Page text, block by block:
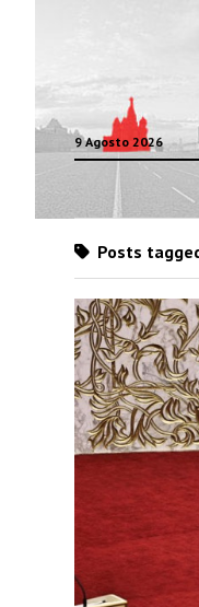
9 Agosto 2026
Posts